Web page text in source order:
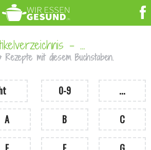
- …
Rezepte mit diesem Buchstaben.
0-9 ...
A B C